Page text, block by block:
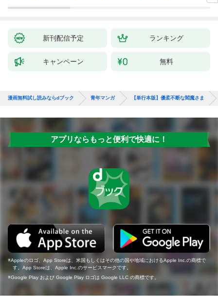
新刊配信予定 ランキング
キャンペーン 無料
漫画無料試し読みならdブック 青年マンガ 【単行本版】優柔不断な閻魔さま
アプリならもっと便利で快適に！
Appleのロゴ、App Storeは、米国もしくはその他の国や地域におけるApple Inc.の商標で
す。App Storeは、Apple Inc.のサービスマークです。
Google Play および Google Play ロゴは Google LLC の商標です。